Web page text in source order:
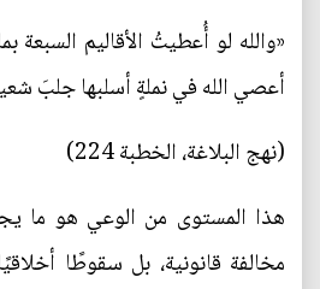
«والله لو أُعطيتُ الأقاليم
أعصي الله في نملةٍ أسلبها جلبَ
(نهج البلاغة، الخطبة 224)
هذا المستوى من الوعي هو ما
مخالفة قانونية، بل سقوطًا